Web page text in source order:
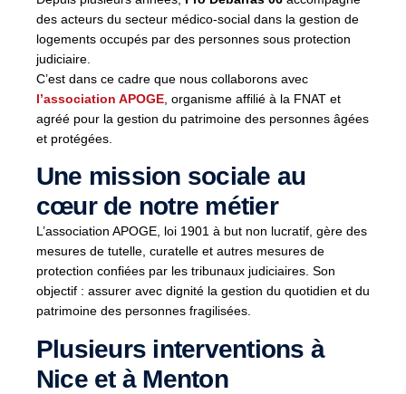
des acteurs du secteur médico-social dans la gestion de
logements occupés par des personnes sous protection
judiciaire.
C’est dans ce cadre que nous collaborons avec
l’association APOGE , organisme affilié à la FNAT et
agréé pour la gestion du patrimoine des personnes âgées
et protégées.
Une mission sociale au
cœur de notre métier
L’association APOGE, loi 1901 à but non lucratif, gère des
mesures de tutelle, curatelle et autres mesures de
protection confiées par les tribunaux judiciaires. Son
objectif : assurer avec dignité la gestion du quotidien et du
patrimoine des personnes fragilisées.
Plusieurs interventions à
Nice et à Menton